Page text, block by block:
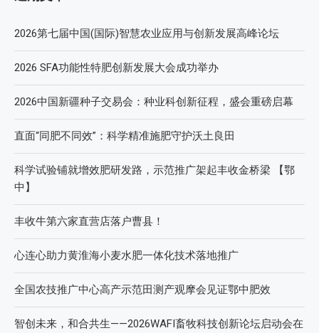
2026第七届中国(国际)智慧农业应用与创新发展高峰论坛
2026 SFA功能性特肥创新发展大会成功举办
2026中国新疆种子交易会：种业科创新征程，盛会重磅启幕
直面“同肥不同效”：科学精准施肥守护沃土良田
科学试验铺就增效肥研发路，示范推广架起丰收金桥梁 【鄂
中】
丰收牛第六家直营店落户曹县！
心连心助力黄淮海小麦水肥一体化技术落地推广
全国农技推广中心高产示范田测产观摩会见证鄂中肥效
智创未来，和合共生——2026WAFI畜牧科技创新论坛启动会在